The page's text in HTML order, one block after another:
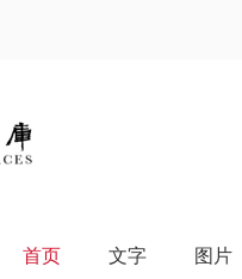
首页 文字 图片